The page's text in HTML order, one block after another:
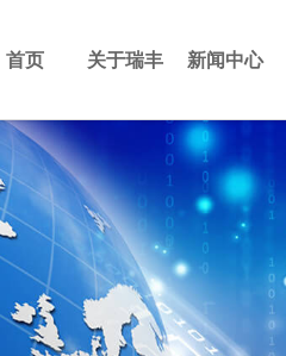
首页 关于瑞丰 新闻中心